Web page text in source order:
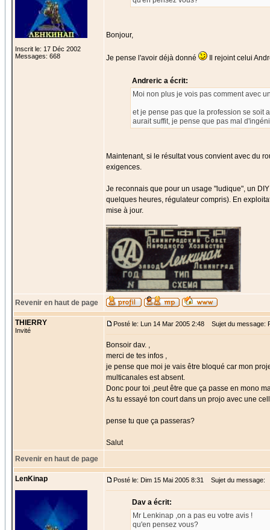
Inscrit le: 17 Déc 2002
Messages: 668
Bonjour,
Je pense l'avoir déjà donné Il rejoint celui
Andreric a écrit:
Moi non plus je vois pas comment avec
et je pense pas que la profession se soit
aurait suffit, je pense que pas mal
Maintenant, si le résultat vous convient avec du
exigences.
Je reconnais que pour un usage "ludique", un
quelques heures, régulateur compris). En
mise à jour.
Revenir en haut de page
THIERRY
Invité
Posté le: Lun 14 Mar 2005 2:48 Sujet du message:
Bonsoir dav. ,
merci de tes infos ,
je pense que moi je vais être bloqué car mon
multicanales est absent.
Donc pour toi ,peut être que ça passe en mono
As tu essayé ton court dans un projo avec une
pense tu que ça passeras?
Salut
Revenir en haut de page
LenKinap Posté le: Dim 15 Mai 2005 8:31 Sujet du message:
Dav a écrit:
Mr Lenkinap ,on a pas eu votre avis !
qu'en pensez vous?